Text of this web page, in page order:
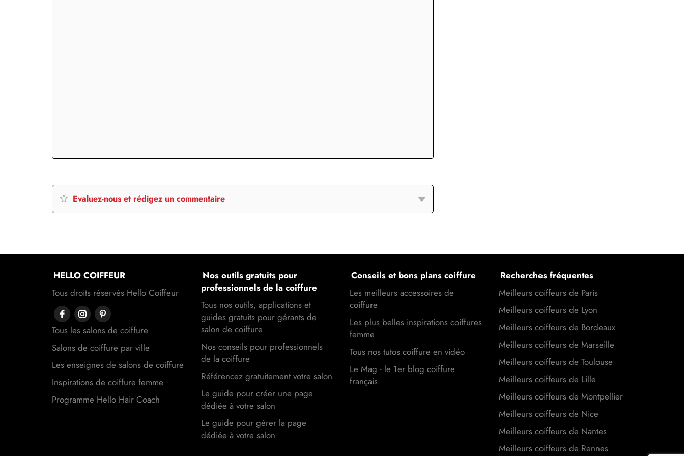
Evaluez-nous et rédigez un commentaire
HELLO COIFFEUR
Tous droits réservés Hello Coiffeur
Tous les salons de coiffure
Salons de coiffure par ville
Les enseignes de salons de coiffure
Inspirations de coiffure femme
Programme Hello Hair Coach
Nos outils gratuits pour
professionnels de la coiffure
Tous nos outils, applications et
guides gratuits pour gérants de
salon de coiffure
Nos conseils pour professionnels
de la coiffure
Référencez gratuitement votre salon
Le guide pour créer une page
dédiée à votre salon
Le guide pour gérer la page
dédiée à votre salon
Conseils et bons plans coiffure
Les meilleurs accessoires de
coiffure
Les plus belles inspirations coiffures
femme
Tous nos tutos coiffure en vidéo
Le Mag - le 1er blog coiffure
français
Recherches fréquentes
Meilleurs coiffeurs de Paris
Meilleurs coiffeurs de Lyon
Meilleurs coiffeurs de Bordeaux
Meilleurs coiffeurs de Marseille
Meilleurs coiffeurs de Toulouse
Meilleurs coiffeurs de Lille
Meilleurs coiffeurs de Montpellier
Meilleurs coiffeurs de Nice
Meilleurs coiffeurs de Nantes
Meilleurs coiffeurs de Rennes